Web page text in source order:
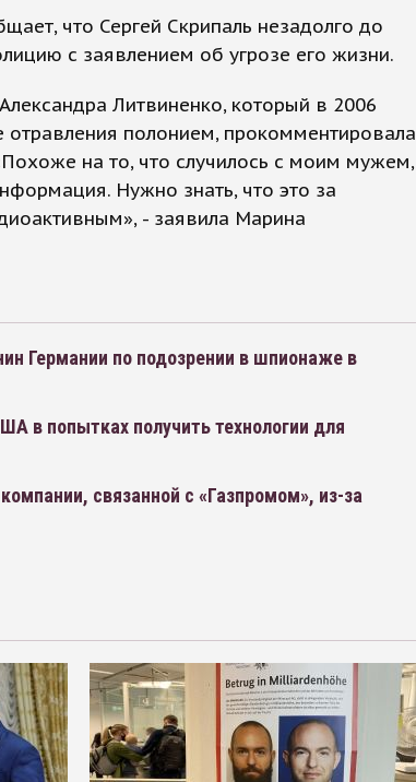
что Сергей Скрипаль незадолго до
с заявлением об угрозе его жизни.
Литвиненко, который в 2006
отравления полонием, прокомментировала
на то, что случилось с моим мужем,
Нужно знать, что это за
- заявила Марина
Германии по подозрении в шпионаже в
в попытках получить технологии для
связанной с «Газпромом», из-за